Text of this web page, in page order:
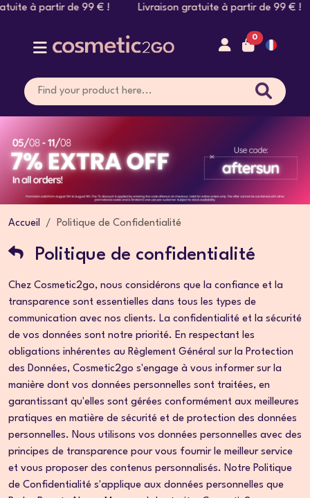
à partir de 99 € ! Livraison gratuite à partir de
0
Accueil Politique de Confidentialité
Politique de confidentialité
Chez Cosmetic2go, nous considérons que la confiance et la
transparence sont essentielles dans tous les types de
communication avec nos clients. La confidentialité et la sécurité
de vos données sont notre priorité. En respectant les
obligations inhérentes au Règlement Général sur la Protection
des Données, Cosmetic2go s'engage à vous informer sur la
manière dont vos données personnelles sont traitées, en
garantissant qu'elles sont gérées conformément aux meilleures
pratiques en matière de sécurité et de protection des données
personnelles. Nous utilisons vos données personnelles avec des
principes de transparence pour vous fournir le meilleur service
et vous proposer des contenus personnalisés. Notre Politique
de Confidentialité s'applique aux données personnelles que